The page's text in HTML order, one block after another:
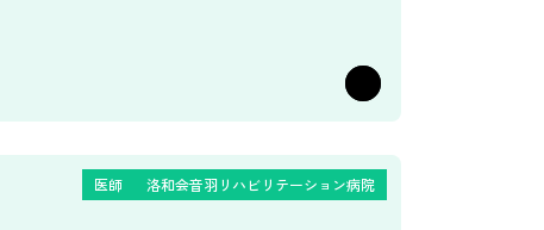
医師 洛和会音羽リハビリテーション病院